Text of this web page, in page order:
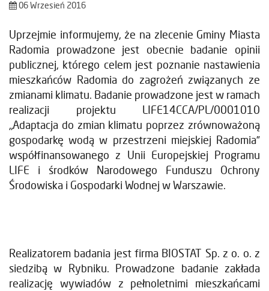
06 Wrzesień 2016
Uprzejmie informujemy, że na zlecenie Gminy Miasta
Radomia prowadzone jest obecnie badanie opinii
publicznej, którego celem jest poznanie nastawienia
mieszkańców Radomia do zagrożeń związanych ze
zmianami klimatu. Badanie prowadzone jest w ramach
realizacji projektu LIFE14CCA/PL/0001010
„Adaptacja do zmian klimatu poprzez zrównoważoną
gospodarkę wodą w przestrzeni miejskiej Radomia”
współfinansowanego z Unii Europejskiej Programu
LIFE i środków Narodowego Funduszu Ochrony
Środowiska i Gospodarki Wodnej w Warszawie.
Realizatorem badania jest firma BIOSTAT Sp. z o. o. z
siedzibą w Rybniku. Prowadzone badanie zakłada
realizację wywiadów z pełnoletnimi mieszkańcami